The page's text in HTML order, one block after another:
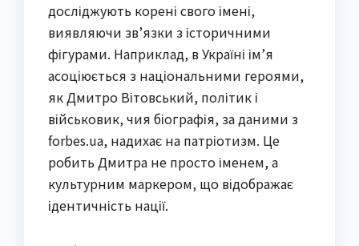
досліджують корені свого імені,
виявляючи зв’язки з історичними
фігурами. Наприклад, в Україні ім’я
асоціюється з національними героями,
як Дмитро Вітовський, політик і
військовик, чия біографія, за даними з
forbes.ua, надихає на патріотизм. Це
робить Дмитра не просто іменем, а
культурним маркером, що відображає
ідентичність нації.